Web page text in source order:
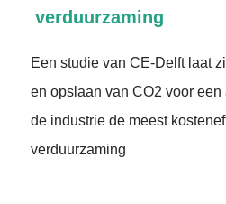
verduurzaming
Een studie van CE-Delft laat
en opslaan van CO2 voor
de industrie de meest
verduurzaming